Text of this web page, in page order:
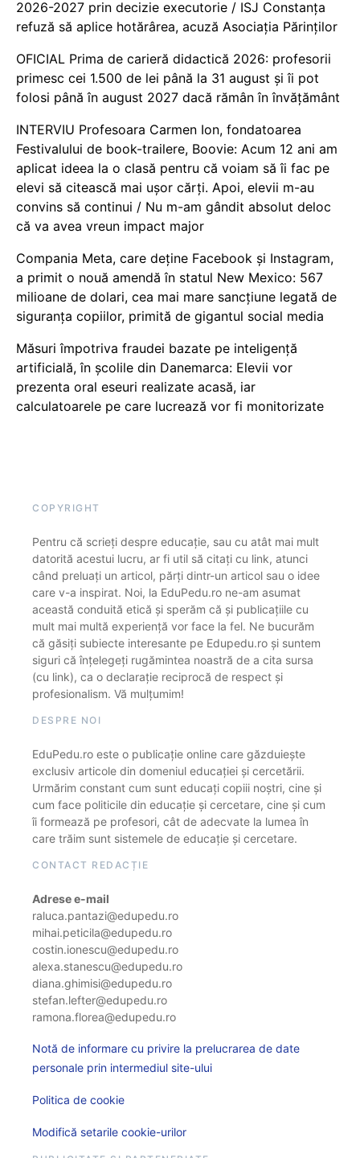
2026-2027 prin decizie executorie / ISJ Constanța
refuză să aplice hotărârea, acuză Asociația Părinților
OFICIAL Prima de carieră didactică 2026: profesorii
primesc cei 1.500 de lei până la 31 august și îi pot
folosi până în august 2027 dacă rămân în învățământ
INTERVIU Profesoara Carmen Ion, fondatoarea
Festivalului de book-trailere, Boovie: Acum 12 ani am
aplicat ideea la o clasă pentru că voiam să îi fac pe
elevi să citească mai ușor cărți. Apoi, elevii m-au
convins să continui / Nu m-am gândit absolut deloc
că va avea vreun impact major
Compania Meta, care deține Facebook și Instagram,
a primit o nouă amendă în statul New Mexico: 567
milioane de dolari, cea mai mare sancțiune legată de
siguranța copiilor, primită de gigantul social media
Măsuri împotriva fraudei bazate pe inteligență
artificială, în școlile din Danemarca: Elevii vor
prezenta oral eseuri realizate acasă, iar
calculatoarele pe care lucrează vor fi monitorizate
COPYRIGHT
Pentru că scrieți despre educație, sau cu atât mai mult
datorită acestui lucru, ar fi util să citați cu link, atunci
când preluați un articol, părți dintr-un articol sau o idee
care v-a inspirat. Noi, la EduPedu.ro ne-am asumat
această conduită etică și sperăm că și publicațiile cu
mult mai multă experiență vor face la fel. Ne bucurăm
că găsiți subiecte interesante pe Edupedu.ro și suntem
siguri că înțelegeți rugămintea noastră de a cita sursa
(cu link), ca o declarație reciprocă de respect și
profesionalism. Vă mulțumim!
DESPRE NOI
EduPedu.ro este o publicație online care găzduiește
exclusiv articole din domeniul educației și cercetării.
Urmărim constant cum sunt educați copiii noștri, cine și
cum face politicile din educație și cercetare, cine și cum
îi formează pe profesori, cât de adecvate la lumea în
care trăim sunt sistemele de educație și cercetare.
CONTACT REDACȚIE
Adrese e-mail
raluca.pantazi@edupedu.ro
mihai.peticila@edupedu.ro
costin.ionescu@edupedu.ro
alexa.stanescu@edupedu.ro
diana.ghimisi@edupedu.ro
stefan.lefter@edupedu.ro
ramona.florea@edupedu.ro
Notă de informare cu privire la prelucrarea de date
personale prin intermediul site-ului
Politica de cookie
Modifică setarile cookie-urilor